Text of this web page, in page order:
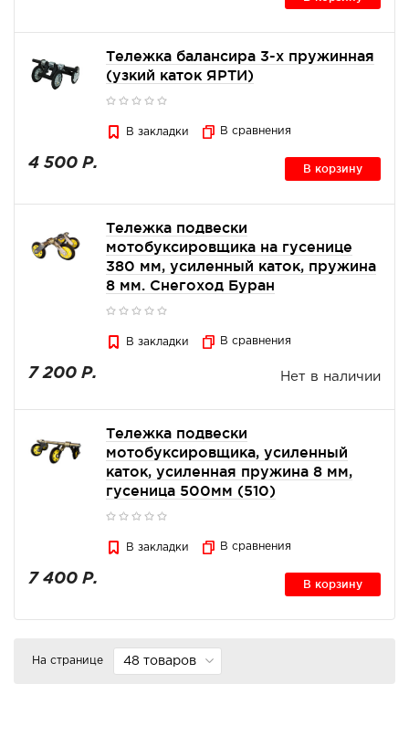
Тележка балансира 3-х пружинная
(узкий каток ЯРТИ)
В закладки В сравнения
4 500 Р. В корзину
Тележка подвески
мотобуксировщика на гусенице
380 мм, усиленный каток, пружина
8 мм. Снегоход Буран
В закладки В сравнения
7 200 Р. Нет в наличии
Тележка подвески
мотобуксировщика, усиленный
каток, усиленная пружина 8 мм,
гусеница 500мм (510)
В закладки В сравнения
7 400 Р. В корзину
На странице 48 товаров